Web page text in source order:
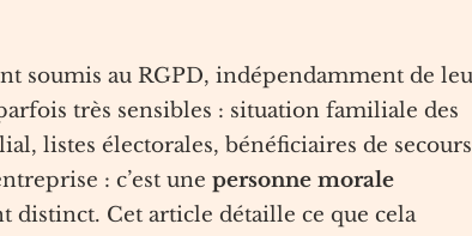
soumis au RGPD, indépendamment de
très sensibles : situation familiale des
listes électorales, bénéficiaires de
: c’est une personne morale
distinct. Cet article détaille ce que cela